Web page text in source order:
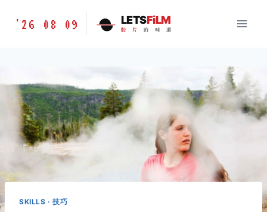
胶
道
LETSFILM
'26 08 09 LETSFiLM
胶 片 的 味 道
SKILLS · 技巧